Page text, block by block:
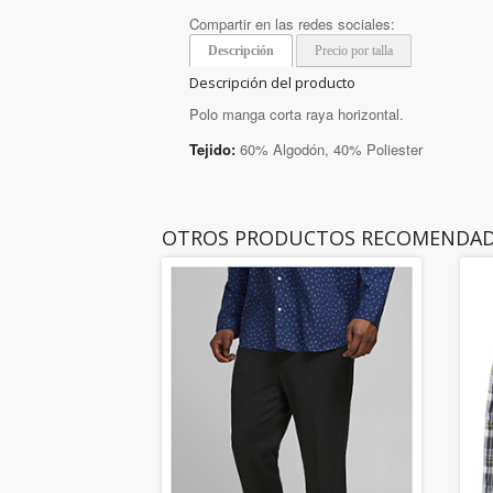
Compartir en las redes sociales:
Descripción Precio por talla
Descripción del producto
Polo manga corta raya horizontal.
Tejido: 60% Algodón, 40% Poliester
OTROS PRODUCTOS